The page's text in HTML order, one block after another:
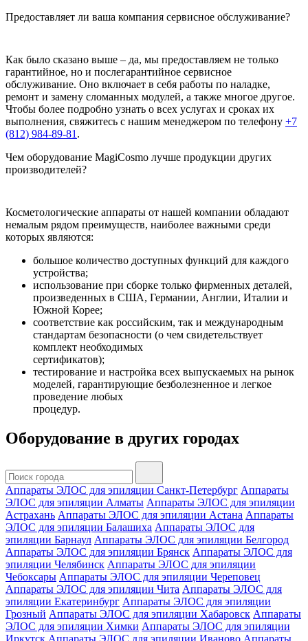
Предоставляет ли ваша компания сервисное обслуживание?
Как было сказано выше – да, мы предоставляем не только
гарантийное, но и послегарантийное сервисное
обслуживание. Оно включает в себя работы по наладке,
ремонт и замену сломанных модулей, а также многое другое.
Чтобы более подробно узнать о всех услугах и сроках их
выполнения, свяжитесь с нашим менеджером по телефону +7
(812) 984-89-81 .
Чем оборудование MagiCosmo лучше продукции других
производителей?
Косметологические аппараты от нашей компании обладают
немалым рядом преимуществ, наиболее важными среди
которых являются:
большое количество доступных функций для каждого
устройства;
использование при сборке только фирменных деталей,
произведенных в США, Германии, Англии, Италии и
Южной Корее;
соответствие как российским, так и международным
стандартам безопасности (о чем свидетельствует
комплект необходимых
сертификатов);
тестирование и настройка всех выпускаемых на рынок
моделей, гарантирующие безболезненное и легкое
проведение любых
процедур.
Оборудование в других городах
Аппараты ЭЛОС для эпиляции Санкт-Петербург Аппараты
ЭЛОС для эпиляции Алматы Аппараты ЭЛОС для эпиляции
Астрахань Аппараты ЭЛОС для эпиляции Астана Аппараты
ЭЛОС для эпиляции Балашиха Аппараты ЭЛОС для
эпиляции Барнаул Аппараты ЭЛОС для эпиляции Белгород
Аппараты ЭЛОС для эпиляции Брянск Аппараты ЭЛОС для
эпиляции Челябинск Аппараты ЭЛОС для эпиляции
Чебоксары Аппараты ЭЛОС для эпиляции Череповец
Аппараты ЭЛОС для эпиляции Чита Аппараты ЭЛОС для
эпиляции Екатеринбург Аппараты ЭЛОС для эпиляции
Грозный Аппараты ЭЛОС для эпиляции Хабаровск Аппараты
ЭЛОС для эпиляции Химки Аппараты ЭЛОС для эпиляции
Иркутск Аппараты ЭЛОС для эпиляции Иваново Аппараты